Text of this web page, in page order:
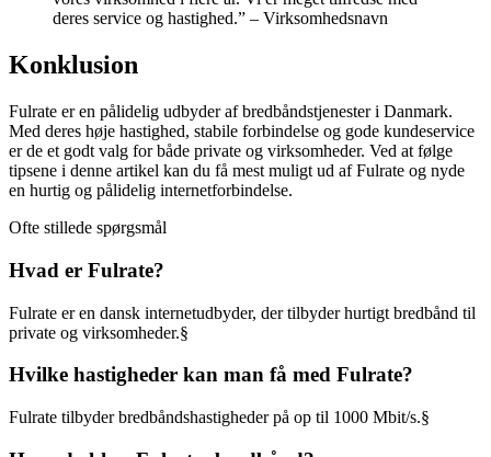
deres service og hastighed.” – Virksomhedsnavn
Konklusion
Fulrate er en pålidelig udbyder af bredbåndstjenester i Danmark.
Med deres høje hastighed, stabile forbindelse og gode kundeservice
er de et godt valg for både private og virksomheder. Ved at følge
tipsene i denne artikel kan du få mest muligt ud af Fulrate og nyde
en hurtig og pålidelig internetforbindelse.
Ofte stillede spørgsmål
Hvad er Fulrate?
Fulrate er en dansk internetudbyder, der tilbyder hurtigt bredbånd til
private og virksomheder.§
Hvilke hastigheder kan man få med Fulrate?
Fulrate tilbyder bredbåndshastigheder på op til 1000 Mbit/s.§